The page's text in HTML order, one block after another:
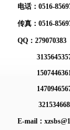
电话：0516-
传真：0516-
QQ：279070383
E-mail：